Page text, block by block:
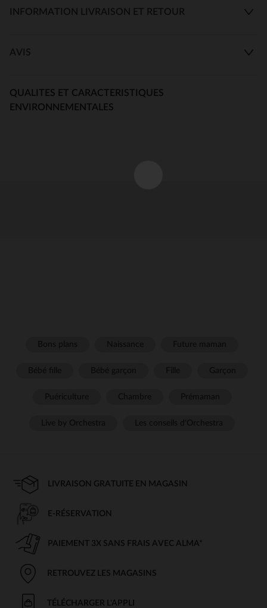
INFORMATION LIVRAISON ET RETOUR
AVIS
QUALITES ET CARACTERISTIQUES
ENVIRONNEMENTALES
LIVRAISON GRATUITE EN MAGASIN
E-RÉSERVATION
PAIEMENT 3X SANS FRAIS AVEC ALMA*
RETROUVEZ LES MAGASINS
TÉLÉCHARGER L'APPLI